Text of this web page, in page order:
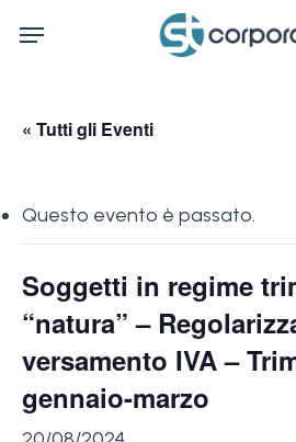
Menu
« Tutti gli Eventi
Questo evento è passato.
Soggetti in regime
“natura” –
versamento IVA –
gennaio-marzo